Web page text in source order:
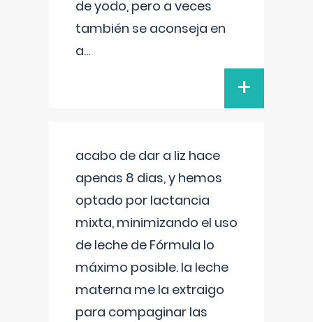
de yodo, pero a veces
también se aconseja en
a...
+
acabo de dar a liz hace
apenas 8 dias, y hemos
optado por lactancia
mixta, minimizando el uso
de leche de Fórmula lo
máximo posible. la leche
materna me la extraigo
para compaginar las